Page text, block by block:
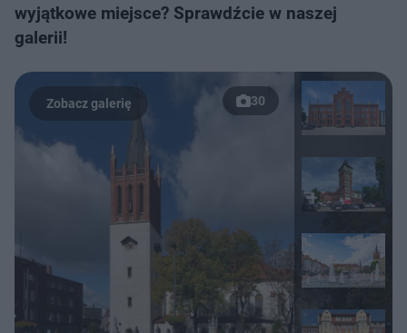
wyjątkowe miejsce? Sprawdźcie w naszej
galerii!
30